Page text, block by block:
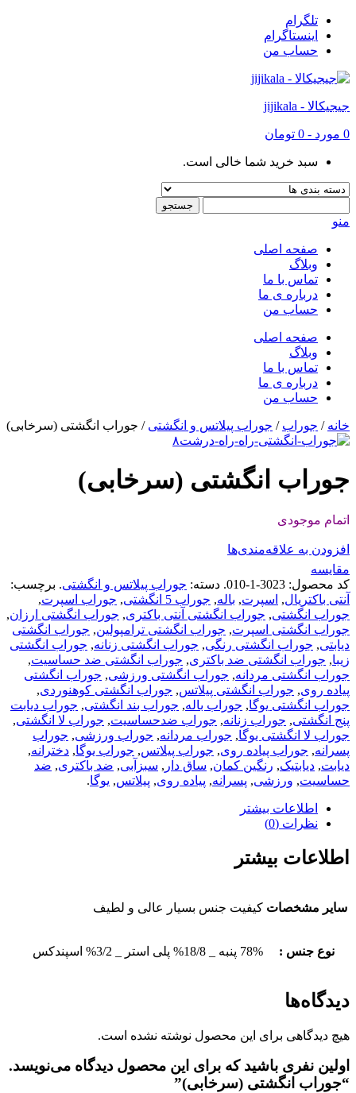
تلگرام
اینستاگرام
حساب من
جیجیکالا - jijikala
0 مورد - 0 تومان
سبد خرید شما خالی است.
منو
صفحه اصلی
وبلاگ
تماس با ما
درباره ی ما
حساب من
صفحه اصلی
وبلاگ
تماس با ما
درباره ی ما
حساب من
خانه / جوراب / جوراب پیلاتس و انگشتی / جوراب انگشتی (سرخابی)
جوراب انگشتی (سرخابی)
اتمام موجودی
افزودن به علاقه‌مندی‌ها
مقایسه
کد محصول: 3023-1-010
. دسته: جوراب پیلاتس و انگشتی. برچسب:
آنتی باکتریال, اسپرت, باله, جوراب 5 انگشتی , جوراب اسپرت,
جوراب انگشتی, جوراب انگشتی آنتی باکتری, جوراب انگشتی ارزان,
جوراب انگشتی اسپرت, جوراب انگشتی ترامپولین, جوراب انگشتی
دیابتی, جوراب انگشتی رنگی, جوراب انگشتی زنانه, جوراب انگشتی
زیبا, جوراب انگشتی ضد باکتری, جوراب انگشتی ضد حساسیت,
جوراب انگشتی مردانه, جوراب انگشتی ورزشی, جوراب انگشتی
پیاده روی, جوراب انگشتی پیلاتس, جوراب انگشتی کوهنوردی,
جوراب انگشتی یوگا, جوراب باله, جوراب بند انگشتی, جوراب دیابت
پنج انگشتی, جوراب زنانه, جوراب ضدحساسیت, جوراب لا انگشتی,
جوراب لا انگشتی یوگا, جوراب مردانه, جوراب ورزشی, جوراب
پسرانه, جوراب پیاده روی, جوراب پیلاتس, جوراب یوگا, دخترانه,
دیابت, دیابتیک, رنگین کمان, ساق دار , سبزآبی, ضد باکتری, ضد
حساسیت, ورزشی, پسرانه, پیاده روی, پیلاتس, یوگا.
اطلاعات بیشتر
نظرات (0)
اطلاعات بیشتر
سایر مشخصات کیفیت جنس بسیار عالی و لطیف
نوع جنس : 78% پنبه _ 18/8% پلی استر _ 3/2% اسپندکس
دیدگاه‌ها
هیچ دیدگاهی برای این محصول نوشته نشده است.
اولین نفری باشید که برای این محصول دیدگاه می‌نویسد.
“جوراب انگشتی (سرخابی)”